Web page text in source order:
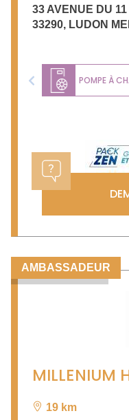
33 AVENUE DU
33290, LUDON
POMPE À
Previous
AMBASSADEUR
MILLENIUM
19 km